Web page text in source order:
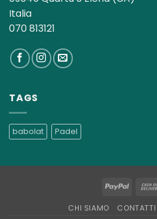
Italia
070 813121
TAGS
babolat Padel
PayPal
CHI SIAMO CONTATTI